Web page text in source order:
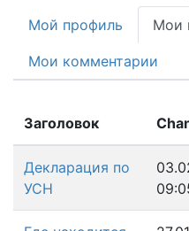
Primary
tabs
Мой профиль Мои
Мои комментарии
Заголовок
Декларация по
УСН